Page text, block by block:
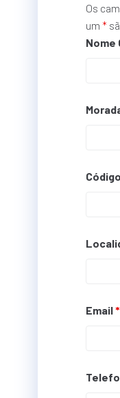
Os
um *
Nome
Email*